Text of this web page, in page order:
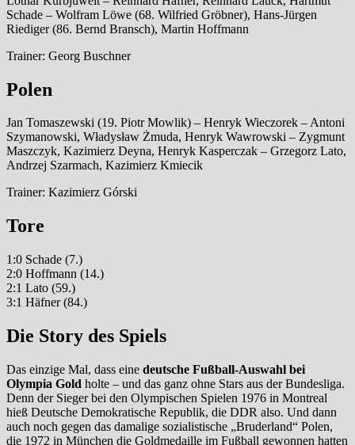
Schade – Wolfram Löwe (68. Wilfried Gröbner), Hans-Jürgen
Riediger (86. Bernd Bransch), Martin Hoffmann
Trainer: Georg Buschner
Polen
Jan Tomaszewski (19. Piotr Mowlik) – Henryk Wieczorek – Antoni
Szymanowski, Władysław Żmuda, Henryk Wawrowski – Zygmunt
Maszczyk, Kazimierz Deyna, Henryk Kasperczak – Grzegorz Lato,
Andrzej Szarmach, Kazimierz Kmiecik
Trainer: Kazimierz Górski
Tore
1:0 Schade (7.)
2:0 Hoffmann (14.)
2:1 Lato (59.)
3:1 Häfner (84.)
Die Story des Spiels
Das einzige Mal, dass eine deutsche Fußball-Auswahl bei
Olympia Gold holte – und das ganz ohne Stars aus der Bundesliga.
Denn der Sieger bei den Olympischen Spielen 1976 in Montreal
hieß Deutsche Demokratische Republik, die DDR also. Und dann
auch noch gegen das damalige sozialistische „Bruderland“ Polen,
die 1972 in München die Goldmedaille im Fußball gewonnen hatten